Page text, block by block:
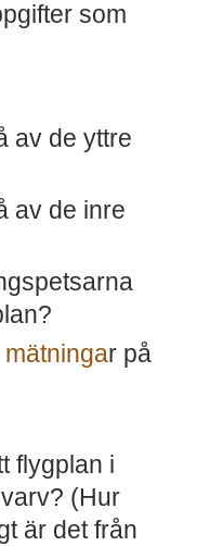
som
av de yttre
av de inre
r på
flygplan i
(Hur
är det från